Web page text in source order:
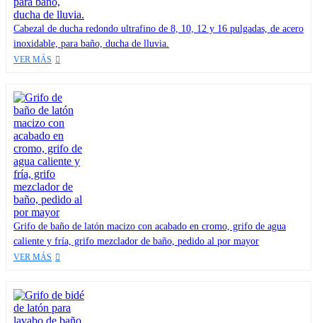
Cabezal de ducha redondo ultrafino de 8, 10, 12 y 16 pulgadas, de acero
inoxidable, para baño, ducha de lluvia.
VER MÁS
Grifo de baño de latón macizo con acabado en cromo, grifo de agua
caliente y fría, grifo mezclador de baño, pedido al por mayor
VER MÁS